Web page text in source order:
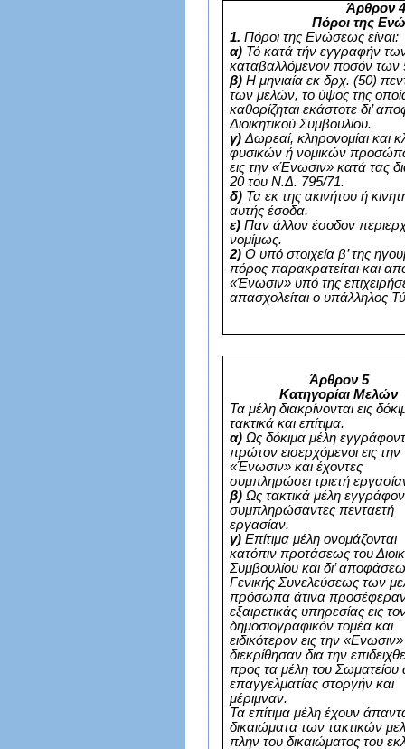
Άρθρον
Πόροι της
1.Πόροι της Ενώσεως είναι:
α) Τό κατά τήν εγγραφήν
καταβαλλόμενον ποσόν
β) Η μηνιαία εκ δρχ. (50)
των μελών, το ύψος της
καθορίζηται εκάστοτε δι’
Διοικητικού Συμβουλίου.
γ) Δωρεαί, κληρονομίαι και
φυσικών ή νομικών
εις την «Ένωσιν» κατά τας
20 του Ν.Δ. 795/71.
δ) Τα εκ της ακινήτου ή
αυτής έσοδα.
ε) Παν άλλον έσοδον
νομίμως.
2) Ο υπό στοιχεία β’ της
πόρος παρακρατείται και
«Ένωσιν» υπό της
απασχολείται ο υπάλληλος
Άρθρον 5
Κατηγορίαι Μελών
Τα μέλη διακρίνονται εις
τακτικά και επίτιμα.
α) Ως δόκιμα μέλη
πρώτον εισερχόμενοι εις την
«Ένωσιν» και έχοντες
συμπληρώσει τριετή
β) Ως τακτικά μέλη
συμπληρώσαντες πενταετή
εργασίαν.
γ) Επίτιμα μέλη ονομάζονται
κατόπιν προτάσεως του
Συμβουλίου και δι’
Γενικής Συνελεύσεως των
πρόσωπα άτινα
εξαιρετικάς υπηρεσίας εις
δημοσιογραφικόν τομέα και
ειδικότερον εις την
διεκρίθησαν δια την
προς τα μέλη του Σωματείου
επαγγελματίας στοργήν και
μέριμναν.
Τα επίτιμα μέλη έχουν
δικαιώματα των τακτικών
πλην του δικαιώματος του